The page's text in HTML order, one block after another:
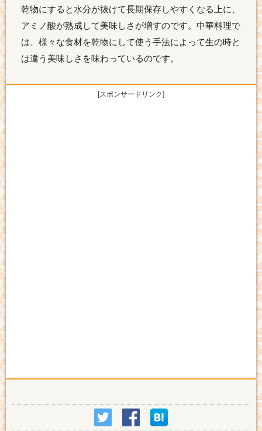
乾物にすると水分が抜けて長期保存しやすくなる上に、
アミノ酸が熟成して美味しさが増すのです。中華料理で
は、様々な食材を乾物にして使う手法によって生の時と
は違う美味しさを味わっているのです。
[スポンサードリンク]